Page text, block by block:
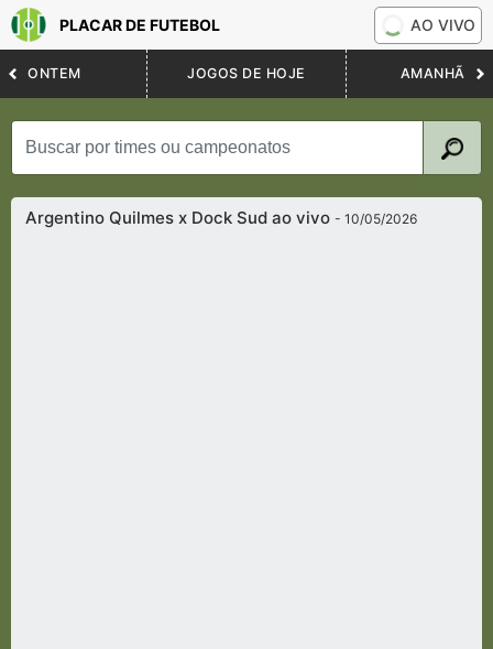
PLACAR DE FUTEBOL AO VIVO
ONTEM JOGOS DE HOJE AMANHÃ
Argentino Quilmes x Dock Sud ao vivo- 10/05/2026